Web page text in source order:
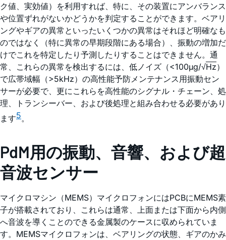
ク値、実効値）を利用すれば、特に、その装置にアンバランス
や位置ずれがないかどうかを判定することができます。ベアリ
ングやギアの異常といったいくつかの異常はそれほど明確なも
のではなく（特に異常の早期段階にある場合）、振動の増加だ
けでこれを特定したり予測したりすることはできません。通
常、これらの異常を検出するには、低ノイズ（<100µg/√Hz）
で広帯域幅（>5kHz）の高性能予防メンテナンス用振動セン
サーが必要で、更にこれらを高性能のシグナル・チェーン、処
理、トランシーバー、および後処理と組み合わせる必要があり
ます5。
PdM用の振動、音響、および超
音波センサー
マイクロマシン（MEMS）マイクロフォンにはPCBにMEMS素
子が搭載されており、これらは通常、上面または下面から内側
へ音波を導くことのできる金属製のケースに収められていま
す。MEMSマイクロフォンは、ベアリングの状態、ギアのかみ